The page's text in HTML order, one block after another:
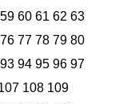
59 60 61 62 63
76 77 78 79 80
93 94 95 96 97
108 109